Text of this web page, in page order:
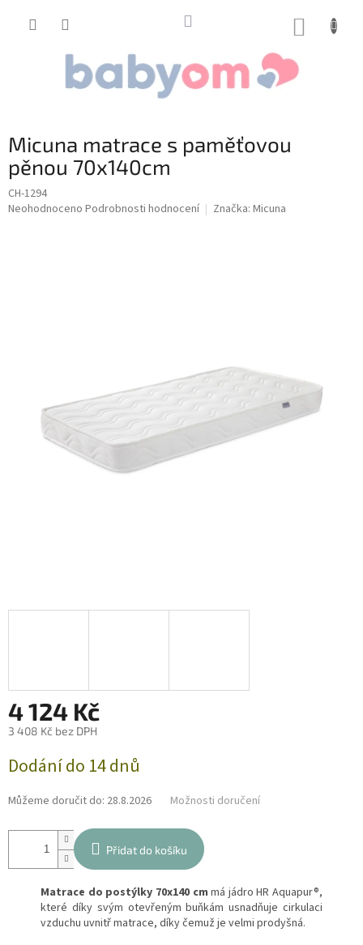
Micuna matrace s paměťovou
pěnou 70x140cm
CH-1294
Průměrné
Neohodnoceno Podrobnosti hodnocení Značka: Micuna
4 124 Kč
3 408 Kč bez DPH
cena:
Dodání do 14 dnů
Můžeme doručit do: 28.8.2026 Možnosti doručení
Přidat do košíku
Matrace do postýlky 70x140 cm má jádro HR Aquapur®,
které díky svým otevřeným buňkám usnadňuje cirkulaci
vzduchu uvnitř matrace, díky čemuž je velmi prodyšná.